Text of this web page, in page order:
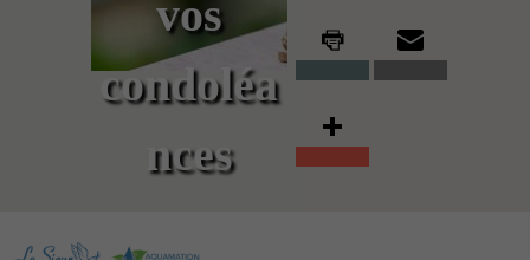
vos
condoléa
nces